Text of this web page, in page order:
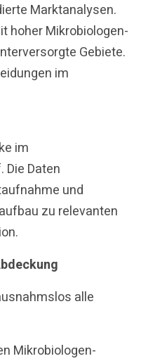
Marktanalysen.
hoher Mikrobiologen-
Gebiete.
im
im
Daten
und
zu relevanten
alle
Mikrobiologen-